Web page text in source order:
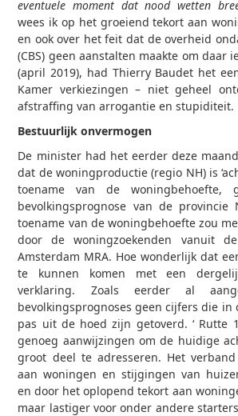
eventuele moment dat nood wetten
wees ik op het groeiend tekort aan
en ook over het feit dat de overheid
(CBS) geen aanstalten maakte om daar
(april 2019), had Thierry Baudet het
Kamer verkiezingen – niet geheel
afstraffing van arrogantie en stupiditeit.
Bestuurlijk onvermogen
De minister had het eerder deze
dat de woningproductie (regio NH) is
toename van de woningbehoefte,
bevolkingsprognose van de provincie
toename van de woningbehoefte zou
door de woningzoekenden vanuit
Amsterdam MRA. Hoe wonderlijk dat
te kunnen komen met een
verklaring. Zoals eerder al
bevolkingsprognoses geen cijfers die in
pas uit de hoed zijn getoverd. ‘ Rutte
genoeg aanwijzingen om de huidige
groot deel te adresseren. Het
aan woningen en stijgingen van
en door het oplopend tekort aan
maar lastiger voor onder andere